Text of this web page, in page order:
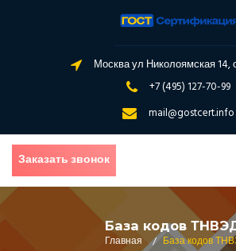
Москва ул Николоямская 14,
+7 (495) 127-70-99
mail@gostcert.info
Заказать звонок
База кодов
Главная / База кодов